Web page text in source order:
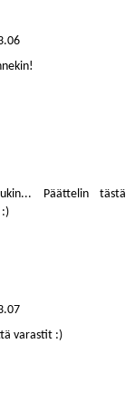
Päättelin tästä
:)
varastit :)